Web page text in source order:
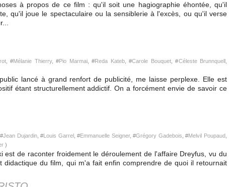
à propos de ce film : qu'il soit une hagiographie éhontée, qu'il
qu'il joue le spectaculaire ou la sensiblerie à l'excès, ou qu'il verse
, #Mélanie Thierry, #Pio Marmai, #Reda Kateb, #Carole Bouquet, #Céleste Brunnquell
lancé à grand renfort de publicité, me laisse perplexe. Elle est
étant structurellement addictif. On a forcément envie de savoir ce
, #Jean Dujardin, #Louis Garrel, #Emmanuelle Seigner, #Grégory Gadebois , #Melvil Poupaud
)
est de raconter froidement le déroulement de l'affaire Dreyfus, vu du
didactique du film, qui m'a fait enfin comprendre de quoi il retournait